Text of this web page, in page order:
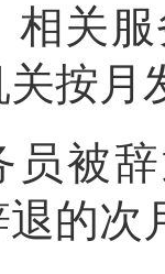
相关
按月
辞
的次